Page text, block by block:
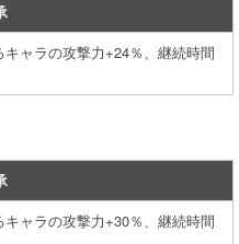
ャラの攻撃力+24％、継続時間
ャラの攻撃力+30％、継続時間